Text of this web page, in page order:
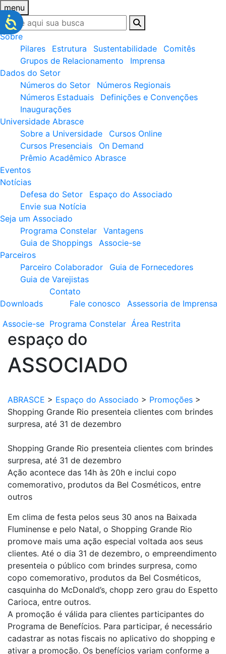
menu
Sobre
Pilares
Estrutura Sustentabilidade
Comitês
Grupos de Relacionamento
Imprensa
Dados do Setor
Números do Setor
Números Regionais
Números Estaduais
Definições e Convenções
Inaugurações
Universidade Abrasce
Sobre a Universidade
Cursos Online
Cursos Presenciais
On Demand
Prêmio Acadêmico Abrasce
Eventos
Notícias
Defesa do Setor
Espaço do Associado
Envie sua Notícia
Seja um Associado
Programa Constelar
Vantagens
Guia de Shoppings
Associe-se
Parceiros
Parceiro Colaborador
Guia de Fornecedores
Guia de Varejistas
Downloads
Contato
Fale conosco
Assessoria de Imprensa
Associe-se Programa Constelar Área Restrita
espaço do
ASSOCIADO
ABRASCE > Espaço do Associado > Promoções >
Shopping Grande Rio presenteia clientes com brindes
surpresa, até 31 de dezembro
Shopping Grande Rio presenteia clientes com brindes
surpresa, até 31 de dezembro
Ação acontece das 14h às 20h e inclui copo
comemorativo, produtos da Bel Cosméticos, entre
outros
Em clima de festa pelos seus 30 anos na Baixada
Fluminense e pelo Natal, o Shopping Grande Rio
promove mais uma ação especial voltada aos seus
clientes. Até o dia 31 de dezembro, o empreendimento
presenteia o público com brindes surpresa, como
copo comemorativo, produtos da Bel Cosméticos,
casquinha do McDonald’s, chopp zero grau do Espetto
Carioca, entre outros.
A promoção é válida para clientes participantes do
Programa de Benefícios. Para participar, é necessário
cadastrar as notas fiscais no aplicativo do shopping e
ativar a promoção. Os benefícios variam conforme a